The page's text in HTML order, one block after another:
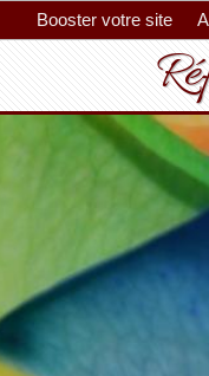
Booster votre site